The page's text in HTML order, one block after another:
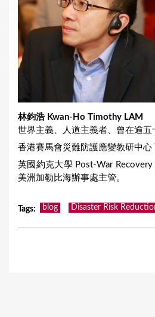
林鈞浩 Kwan-Ho Timothy LAM
世界主義、人道主義者、曾在逾五
香港賽馬會災難防護應變教研中心
英國約克大學 Post-War
美洲加勒比海辦事處主管。
Tags: blog Disaster Risk